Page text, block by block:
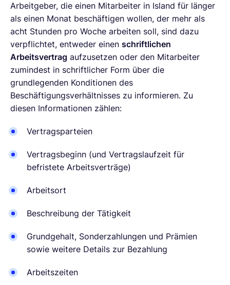
Arbeitgeber, die einen Mitarbeiter in Island für länger
als einen Monat beschäftigen wollen, der mehr als
acht Stunden pro Woche arbeiten soll, sind dazu
verpflichtet, entweder einen schriftlichen
Arbeitsvertrag aufzusetzen oder den Mitarbeiter
zumindest in schriftlicher Form über die
grundlegenden Konditionen des
Beschäftigungsverhältnisses zu informieren. Zu
diesen Informationen zählen:
Vertragsparteien
Vertragsbeginn (und Vertragslaufzeit für
befristete Arbeitsverträge)
Arbeitsort
Beschreibung der Tätigkeit
Grundgehalt, Sonderzahlungen und Prämien
sowie weitere Details zur Bezahlung
Arbeitszeiten